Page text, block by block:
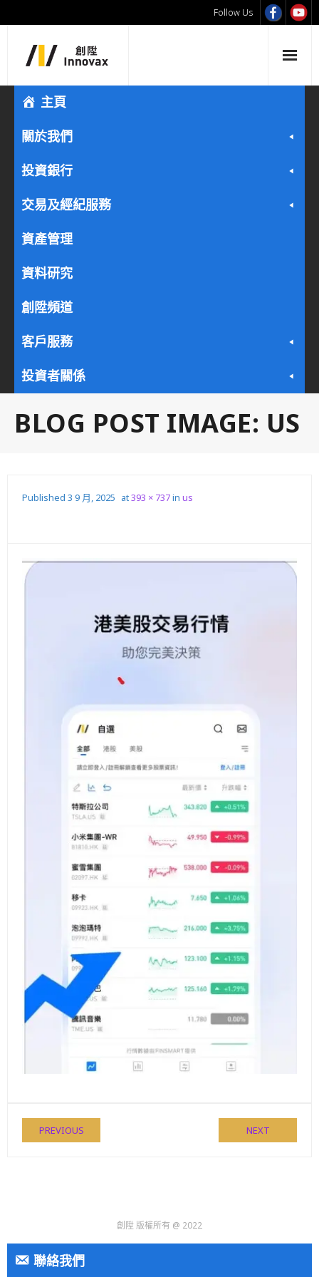
Follow Us
主頁
關於我們
投資銀行
交易及經紀服務
資產管理
資料研究
創陞頻道
客戶服務
投資者關係
BLOG POST IMAGE: US
Published 3 9 月, 2025 at393 × 737in us
PREVIOUS NEXT
創陞 版權所有 @ 2022
聯絡我們